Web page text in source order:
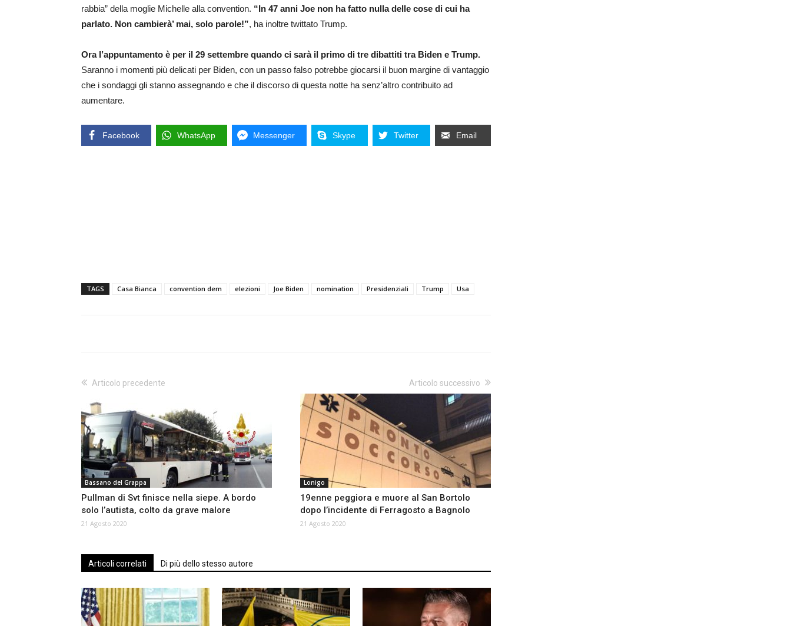
rabbia” della moglie Michelle alla convention. “In 47 anni Joe non ha fatto nulla delle cose di cui ha
parlato. Non cambierà’ mai, solo parole!”, ha inoltre twittato Trump.
Ora l’appuntamento è per il 29 settembre quando ci sarà il primo di tre dibattiti tra Biden e Trump.
Saranno i momenti più delicati per Biden, con un passo falso potrebbe giocarsi il buon margine di vantaggio
che i sondaggi gli stanno assegnando e che il discorso di questa notte ha senz’altro contribuito ad
aumentare.
Facebook WhatsApp Messenger Skype Twitter Email
TAGS Casa Bianca convention dem elezioni Joe Biden nomination Presidenziali Trump Usa
Articolo precedente
Bassano del Grappa
Pullman di Svt finisce nella siepe. A bordo
solo l’autista, colto da grave malore
21 Agosto 2020
Articolo successivo
Lonigo
19enne peggiora e muore al San Bortolo
dopo l’incidente di Ferragosto a Bagnolo
21 Agosto 2020
Articoli correlati Di più dello stesso autore